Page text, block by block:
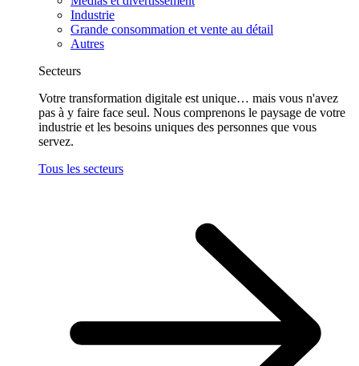
Industrie
Grande consommation et vente au détail
Autres
Secteurs
Votre transformation digitale est unique… mais vous n'avez
pas à y faire face seul. Nous comprenons le paysage de votre
industrie et les besoins uniques des personnes que vous
servez.
Tous les secteurs